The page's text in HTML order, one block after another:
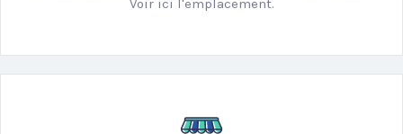
Voir ici l'emplacement.